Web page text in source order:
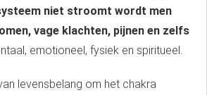
niet stroomt wordt men
vage klachten, pijnen en zelfs
emotioneel, fysiek en spiritueel.
levensbelang om het chakra